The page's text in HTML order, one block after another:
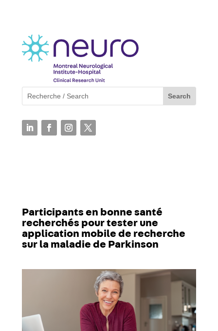
Participants en bonne santé
recherchés pour tester une
application mobile de recherche
sur la maladie de Parkinson